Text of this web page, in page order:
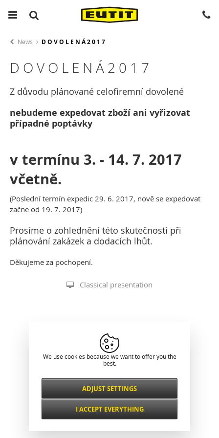
News D O V O L E N Á 2 0 1 7
D O V O L E N Á 2 0 1 7
Z důvodu plánované celofiremní dovolené
nebudeme expedovat zboží ani vyřizovat
případné poptávky
v termínu 3. - 14. 7. 2017
včetně.
(Poslední termín expedic 29. 6. 2017, nově se expedovat
začne od 19. 7. 2017)
Prosíme o zohlednění této skutečnosti při
plánování zakázek a dodacích lhůt.
Děkujeme za pochopení.
Classical presentation
We use cookies because we want to offer you the
best.
Necessarily
ALWAYS ACTIVE
Functional and
ADJUST SETTINGS
I ACCEPT EVERYTHING